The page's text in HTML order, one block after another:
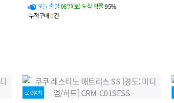
오늘 출발08일(토) 도착 확률95%
·누적구매0건
로켓설치